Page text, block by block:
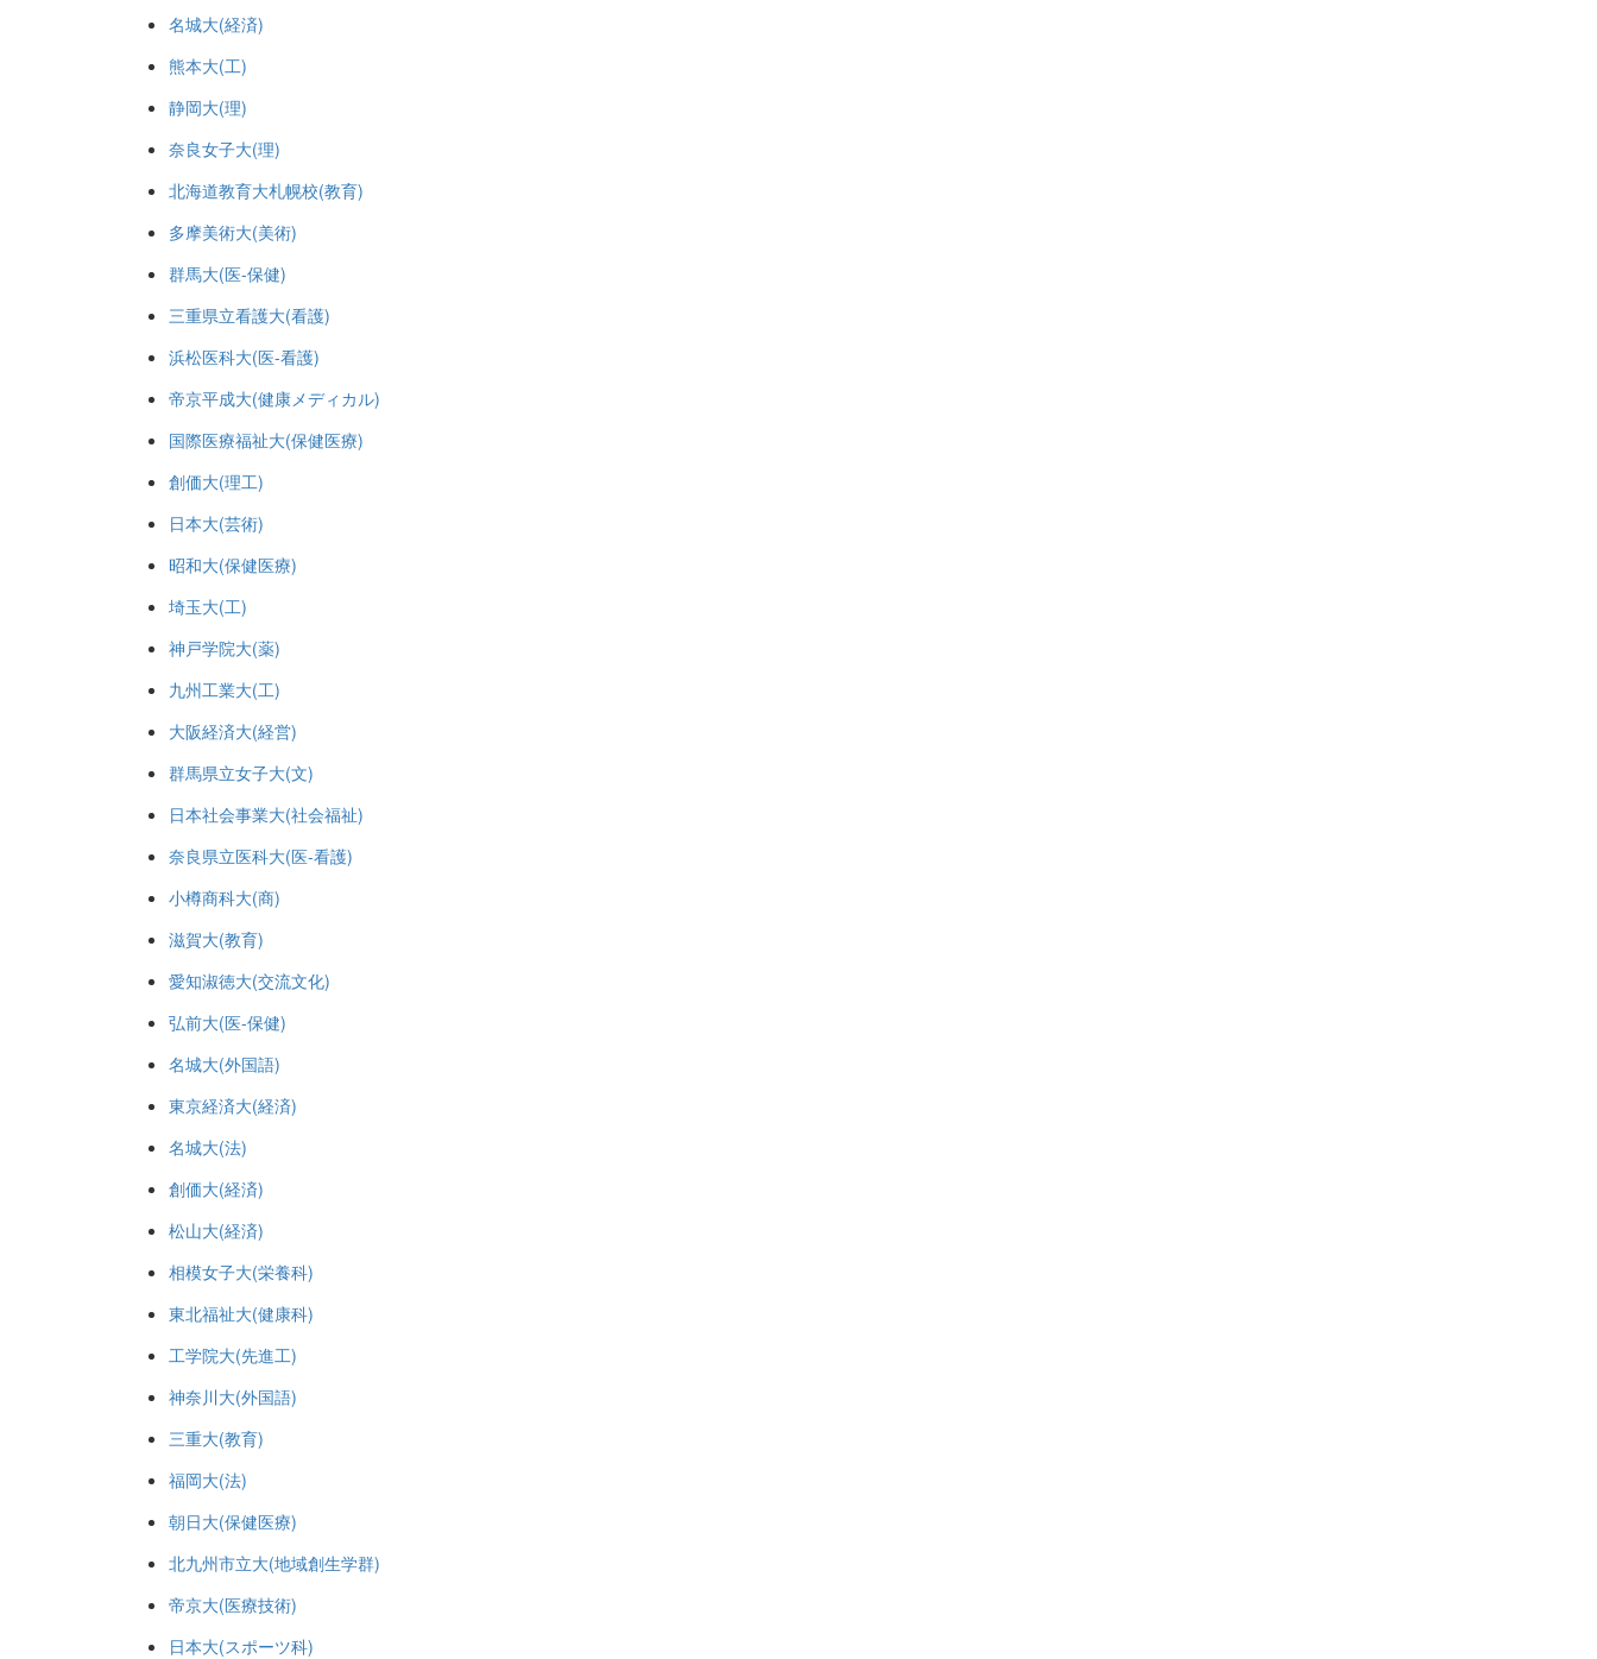
名城大(経済)
熊本大(工)
静岡大(理)
奈良女子大(理)
北海道教育大札幌校(教育)
多摩美術大(美術)
群馬大(医-保健)
三重県立看護大(看護)
浜松医科大(医-看護)
帝京平成大(健康メディカル)
国際医療福祉大(保健医療)
創価大(理工)
日本大(芸術)
昭和大(保健医療)
埼玉大(工)
神戸学院大(薬)
九州工業大(工)
大阪経済大(経営)
群馬県立女子大(文)
日本社会事業大(社会福祉)
奈良県立医科大(医-看護)
小樽商科大(商)
滋賀大(教育)
愛知淑徳大(交流文化)
弘前大(医-保健)
名城大(外国語)
東京経済大(経済)
名城大(法)
創価大(経済)
松山大(経済)
相模女子大(栄養科)
東北福祉大(健康科)
工学院大(先進工)
神奈川大(外国語)
三重大(教育)
福岡大(法)
朝日大(保健医療)
北九州市立大(地域創生学群)
帝京大(医療技術)
日本大(スポーツ科)